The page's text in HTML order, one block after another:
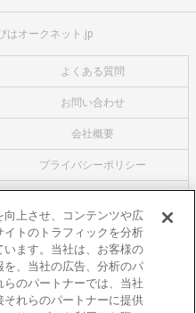
はオークネット.jp
よくある質問
お問い合わせ
会社概要
プライバシーポリシー
レンタルバイク
上させ、コンテンツや広
トのトラフィックを分析
ます。当社は、お客様の
、当社の広告、分析のパ
のパートナーでは、当社
れらのパートナーに提供